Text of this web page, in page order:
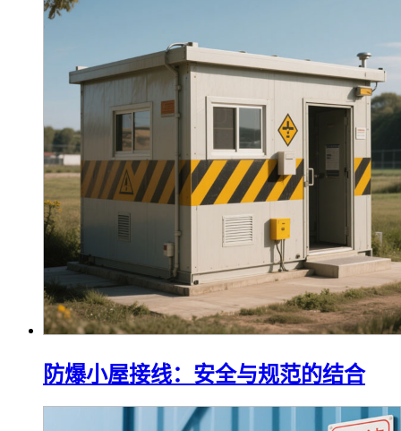
防爆小屋接线：安全与规范的结合